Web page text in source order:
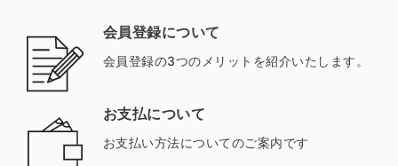
会員登録について
会員登録の3つのメリットを紹介いたします。
お支払について
お支払い方法についてのご案内です